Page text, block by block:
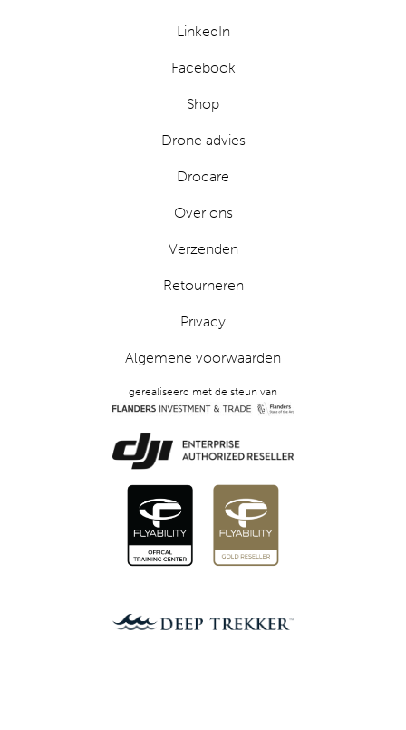
LinkedIn
Facebook
Shop
Drone advies
Drocare
Over ons
Verzenden
Retourneren
Privacy
Algemene voorwaarden
gerealiseerd met de steun van